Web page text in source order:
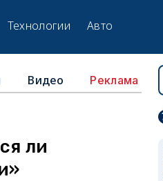
Технологии Авто
Видео Реклама
ли